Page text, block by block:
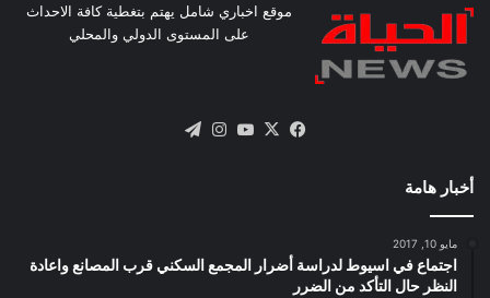
موقع اخباري شامل يهتم بتغطية كافة الاحداث
على المستوى الدولي والمحلي
فيسبوك
X يوتيوبانستقرام
أخبار هامة
مايو 10, 2017
اجتماع في اسيوط لدراسة أضرار المجمع السكني قرب المصانع واعادة
النظر حال التأكد من الضرر